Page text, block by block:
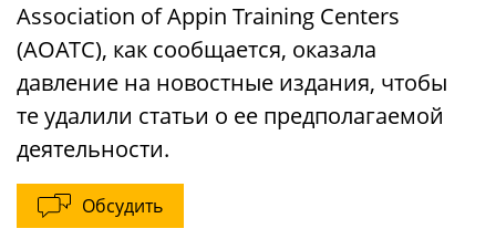
Association of Appin Training Centers
(AOATC), как сообщается, оказала
давление на новостные издания, чтобы
те удалили статьи о ее предполагаемой
деятельности.
Обсудить